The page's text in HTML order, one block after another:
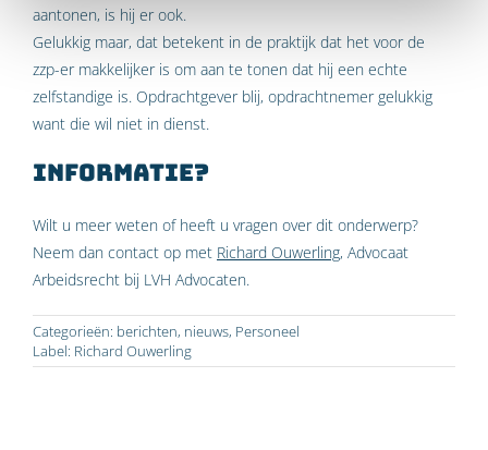
aantonen, is hij er ook.
Gelukkig maar, dat betekent in de praktijk dat het voor de
zzp-er makkelijker is om aan te tonen dat hij een echte
zelfstandige is. Opdrachtgever blij, opdrachtnemer gelukkig
want die wil niet in dienst.
Informatie?
Wilt u meer weten of heeft u vragen over dit onderwerp?
Neem dan contact op met Richard Ouwerling, Advocaat
Arbeidsrecht bij LVH Advocaten.
Categorieën: berichten, nieuws, Personeel
Label: Richard Ouwerling